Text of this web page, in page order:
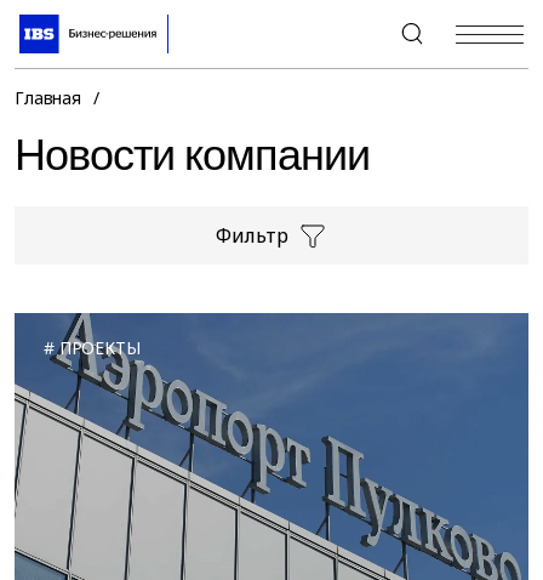
+7 (495) 967-80-80
Главная /
Новости компании
Фильтр
ПРОЕКТЫ